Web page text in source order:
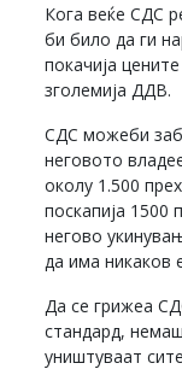
Кога веќе СДС
би било да ги
покачија
зголемија ДДВ.
СДС можеби
неговото
околу 1.500
поскапија 1500
негово
да има никаков
Да се грижеа
стандард,
уништуваат